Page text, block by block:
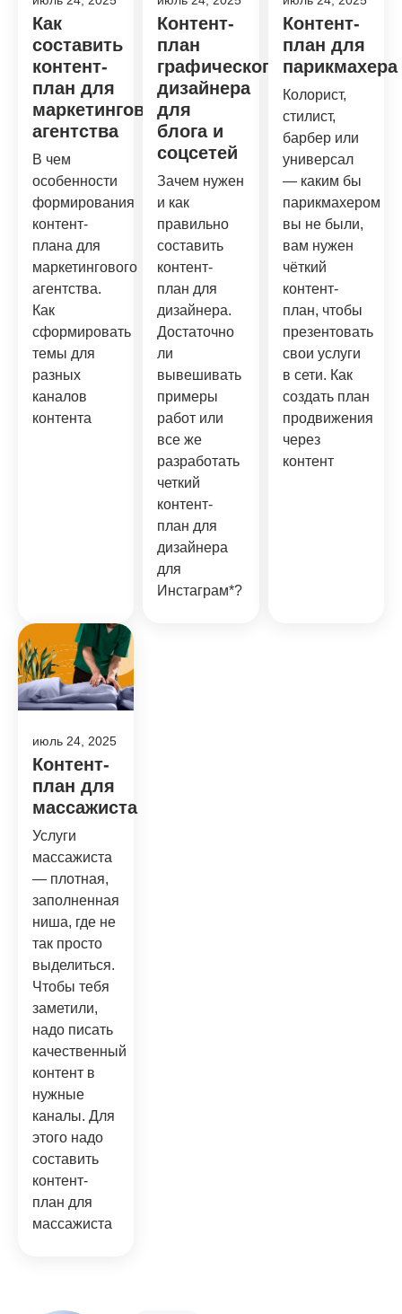
Как
составить
контент-
план для
маркетингового
агентства
В чем
особенности
формирования
контент-
плана для
маркетингового
агентства.
Как
сформировать
темы для
разных
каналов
контента
Контент-
план
графического
дизайнера
для
блога и
соцсетей
Зачем нужен
и как
правильно
составить
контент-
план для
дизайнера.
Достаточно
ли
вывешивать
примеры
работ или
все же
разработать
четкий
контент-
план для
дизайнера
для
Инстаграм*?
Контент-
план для
парикмахера
Колорист,
стилист,
барбер или
универсал
— каким бы
парикмахером
вы не были,
вам нужен
чёткий
контент-
план, чтобы
презентовать
свои услуги
в сети. Как
создать план
продвижения
через
контент
июль 24, 2025
Контент-
план для
массажиста
Услуги
массажиста
— плотная,
заполненная
ниша, где не
так просто
выделиться.
Чтобы тебя
заметили,
надо писать
качественный
контент в
нужные
каналы. Для
этого надо
составить
контент-
план для
массажиста